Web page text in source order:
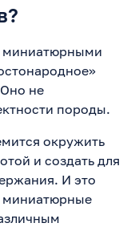
миниатюрными
не
породы.
окружить
и создать для
И это
миниатюрные